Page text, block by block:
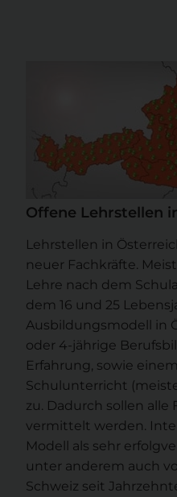
Offene Lehrstellen
Lehrstellen in
neuer Fachkräfte.
Lehre nach dem
dem 16 und 25
Ausbildungsmodell in
oder 4-jährige
Erfahrung, sowie
Schulunterricht
zu. Dadurch sollen alle
vermittelt werden.
Modell als sehr
unter anderem auch
Schweiz seit